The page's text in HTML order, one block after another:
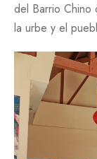
del Barrio Chino
la urbe y el